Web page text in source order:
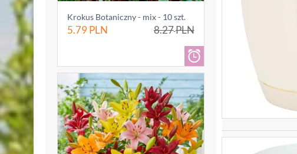
Krokus Botaniczny - mix - 10 szt.
5.79PLN 8.27PLN